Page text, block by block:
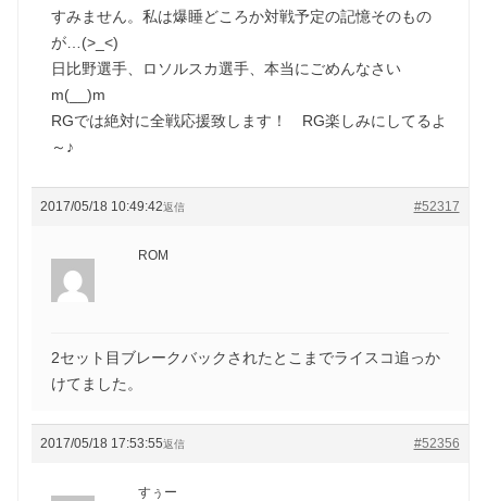
すみません。私は爆睡どころか対戦予定の記憶そのもの
が…(>_<)
日比野選手、ロソルスカ選手、本当にごめんなさい
m(__)m
RGでは絶対に全戦応援致します！ RG楽しみにしてるよ
～♪
2017/05/18 10:49:42 #52317
返信
ROM
2セット目ブレークバックされたとこまでライスコ追っか
けてました。
2017/05/18 17:53:55 #52356
返信
すぅー